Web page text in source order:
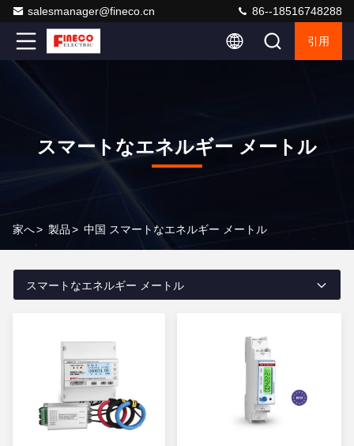
salesmanager@fineco.cn 86--18516748288
引用
スマートなエネルギー メートル
家へ> 製品> 中国 スマートなエネルギー メートル
スマートなエネルギー メートル